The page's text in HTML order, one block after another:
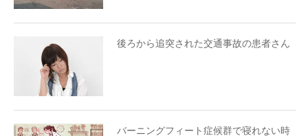
後ろから追突された交通事故の患者さん
バーニングフィート症候群で寝れない時